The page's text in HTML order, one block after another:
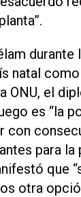
durante
natal
ONU, el
es “la
con
para la
que
otra